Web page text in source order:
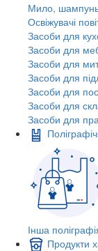
Мило,
Освіжувачі
Засоби для
Засоби для
Засоби для
Засоби для
Засоби для
Засоби для
Засоби для
Інша
Продукти